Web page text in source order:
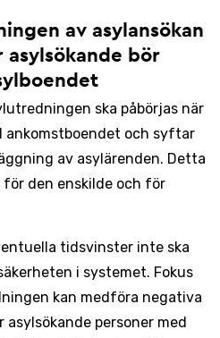
av asylansökan
bör
ska påbörjas när
ankomstboendet och syftar
av asylärenden. Detta
den enskilde och för
tidsvinster inte ska
i systemet. Fokus
kan medföra negativa
asylsökande personer med